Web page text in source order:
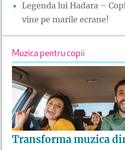
Legenda lui Hadara –
vine pe marile ecrane!
Muzica pentru copii
Transforma muzica